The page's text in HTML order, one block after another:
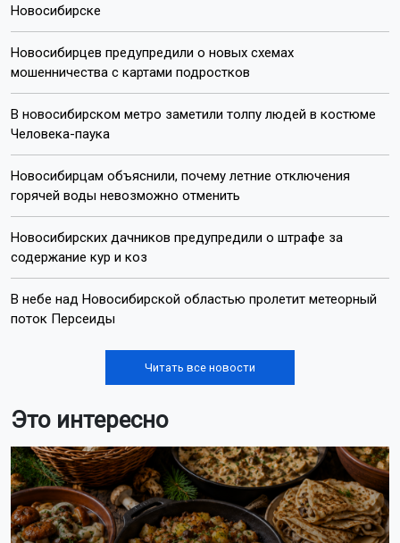
Новосибирске
Новосибирцев предупредили о новых схемах
мошенничества с картами подростков
В новосибирском метро заметили толпу людей в костюме
Человека-паука
Новосибирцам объяснили, почему летние отключения
горячей воды невозможно отменить
Новосибирских дачников предупредили о штрафе за
содержание кур и коз
В небе над Новосибирской областью пролетит метеорный
поток Персеиды
Читать все новости
Это интересно